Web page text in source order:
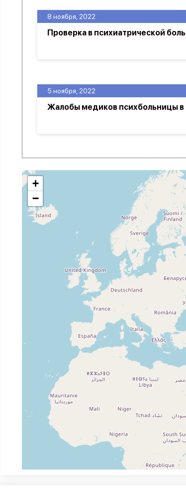
5 ноября, 2022
Жалобы медиков психбольницы в
8 ноября, 2022
Проверка в психиатрической
+
−